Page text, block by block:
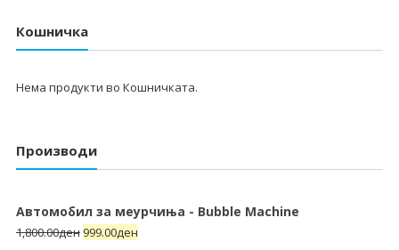
Кошничка
Нема продукти во Кошничката.
Производи
Автомобил за меурчиња - Bubble Machine
1,800.00ден 999.00ден